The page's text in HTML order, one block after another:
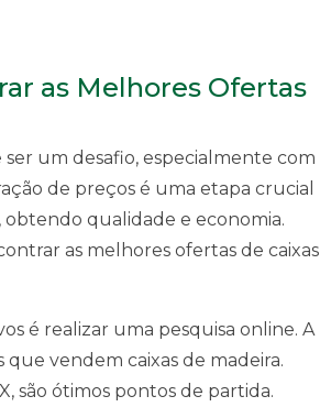
as Melhores Ofertas
um desafio, especialmente com
de preços é uma etapa crucial
qualidade e economia.
as melhores ofertas de caixas
é realizar uma pesquisa online. A
vendem caixas de madeira.
são ótimos pontos de partida.